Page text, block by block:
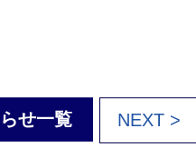
せ一覧 NEXT >